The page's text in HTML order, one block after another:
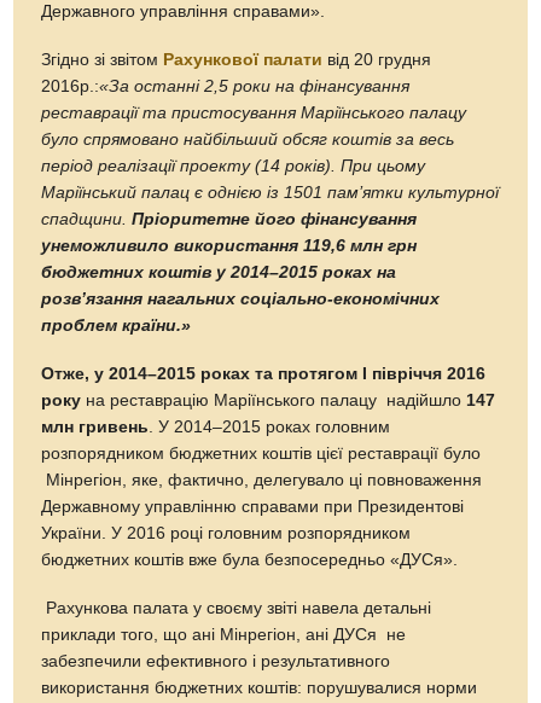
Державного управління справами».
Згідно зі звітом Рахункової палати від 20 грудня
2016р.:«За останні 2,5 роки на фінансування
реставрації та пристосування Маріїнського палацу
було спрямовано найбільший обсяг коштів за весь
період реалізації проекту (14 років).
При цьому
Маріїнський палац є однією із 1501 пам’ятки культурної
спадщини.Пріоритетне його фінансування
унеможливило використання 119,6 млн грн
бюджетних коштів у 2014–2015 роках на
розв’язання нагальних соціально-економічних
проблем країни.»
Отже, у 2014–2015 роках та протягом І півріччя 2016
року на реставрацію Маріїнського палацу надійшло 147
млн гривень . У 2014–2015 роках головним
розпорядником бюджетних коштів цієї реставрації було
Мінрегіон, яке, фактично, делегувало ці повноваження
Державному управлінню справами при Президентові
України. У 2016 році головним розпорядником
бюджетних коштів вже була безпосередньо «ДУСя».
Рахункова палата у своєму звіті навела детальні
приклади того, що ані Мінрегіон, ані ДУСя не
забезпечили ефективного і результативного
використання бюджетних коштів: порушувалися норми